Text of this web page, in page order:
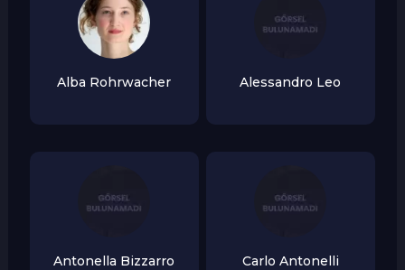
Alba Rohrwacher Alessandro Leo
Antonella Bizzarro Carlo Antonelli